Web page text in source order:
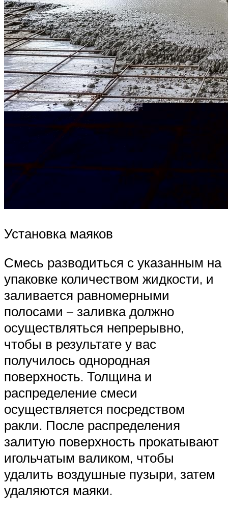
Установка маяков
Смесь разводиться с указанным на
упаковке количеством жидкости, и
заливается равномерными
полосами – заливка должно
осуществляться непрерывно,
чтобы в результате у вас
получилось однородная
поверхность. Толщина и
распределение смеси
осуществляется посредством
ракли. После распределения
залитую поверхность прокатывают
игольчатым валиком, чтобы
удалить воздушные пузыри, затем
удаляются маяки.